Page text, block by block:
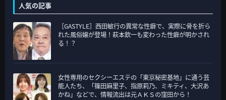
ゴ
リ
ー
人気の記事
［GASTYLE］西田敏行の異常な性癖で、実際に骨を折ら
れた風俗嬢が登場！萩本欽一も変わった性癖が明かされ
る！？
女性専用のセクシーエステの「東京秘密基地」に通う芸
能人たち、「篠田麻里子、指原莉乃、ミキティ、大沢あ
かね」などで、情報流出は元ＡＫＳの窪田から！